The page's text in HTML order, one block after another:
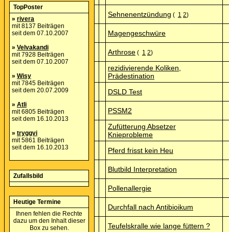
TopPoster
» rivera
mit 8137 Beiträgen
seit dem 07.10.2007
» Velvakandi
mit 7928 Beiträgen
seit dem 07.10.2007
» Wisy
mit 7845 Beiträgen
seit dem 20.07.2009
» Atli
mit 6805 Beiträgen
seit dem 16.10.2013
» tryggvi
mit 5861 Beiträgen
seit dem 16.10.2013
Zufallsbild
Heutige Termine
Ihnen fehlen die Rechte
dazu um den Inhalt dieser
Box zu sehen.
Sehnenentzündung ( 1 2)
Magengeschwüre
Arthrose ( 1 2)
rezidivierende Koliken,
Prädestination
DSLD Test
PSSM2
Zufütterung Absetzer
Knieprobleme
Pferd frisst kein Heu
Blutbild Interpretation
Pollenallergie
Durchfall nach Antibioikum
Teufelskralle wie lange füttern ?